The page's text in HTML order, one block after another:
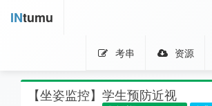
INtumu
考串 资源
【坐姿监控】学生预防近视